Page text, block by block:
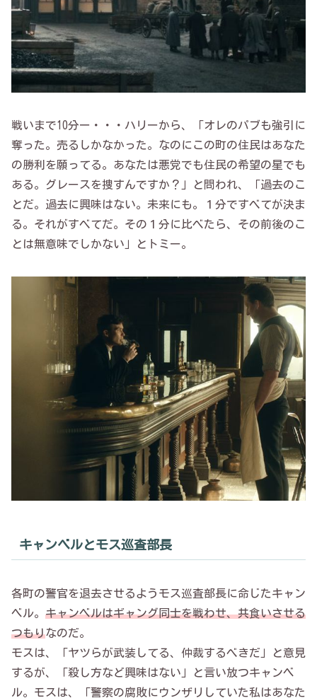
戦いまで10分ー・・・ハリーから、「オレのパブも強引に
奪った。売るしかなかった。なのにこの町の住民はあなた
の勝利を願ってる。あなたは悪党でも住民の希望の星でも
ある。グレースを捜すんですか？」と問われ、「過去のこ
とだ。過去に興味はない。未来にも。１分ですべてが決ま
る。それがすべてだ。その１分に比べたら、その前後のこ
とは無意味でしかない」とトミー。
キャンベルとモス巡査部長
各町の警官を退去させるようモス巡査部長に命じたキャン
ベル。 キャンベルはギャング同士を戦わせ、共食いさせる
つもりなのだ。
モスは、「ヤツらが武装してる、仲裁するべきだ」と意見
するが、「殺し方など興味はない」と言い放つキャンベ
ル。モスは、「警察の腐敗にウンザリしていた私はあなた